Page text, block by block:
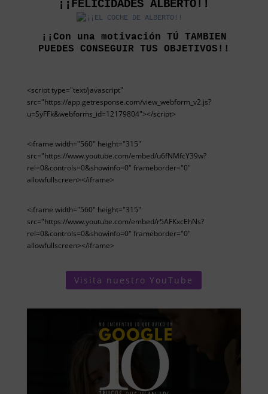
¡¡FELICIDADES ALBERTO!!
¡¡Con una motivación TÚ TAMBIEN
PUEDES CONSEGUIR TUS OBJETIVOS!!
<script type="text/javascript"
src="https://app.getresponse.com/view_webform_v2.js?
u=SyFFk&webforms_id=12179804"></script>
<iframe width="560" height="315"
src="https://www.youtube.com/embed/u6fNMfcY39w?
rel=0&controls=0&showinfo=0" frameborder="0"
allowfullscreen></iframe>
<iframe width="560" height="315"
src="https://www.youtube.com/embed/r5AFKxcEhNs?
rel=0&controls=0&showinfo=0" frameborder="0"
allowfullscreen></iframe>
Visita nuestro YouTube